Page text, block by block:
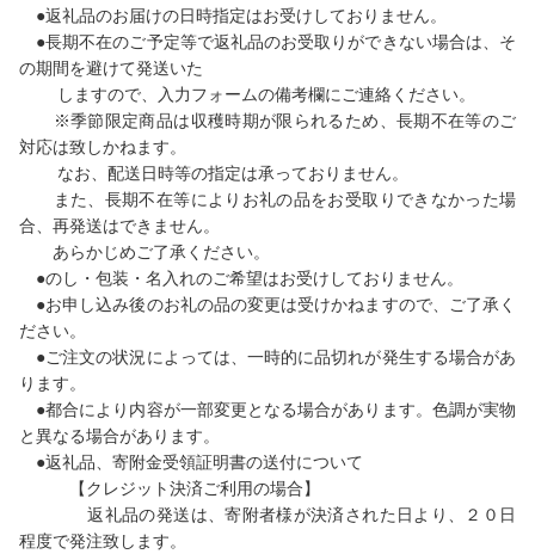
●返礼品のお届けの日時指定はお受けしておりません。
●長期不在のご予定等で返礼品のお受取りができない場合は、そ
の期間を避けて発送いた
しますので、入力フォームの備考欄にご連絡ください。
※季節限定商品は収穫時期が限られるため、長期不在等のご
対応は致しかねます。
なお、配送日時等の指定は承っておりません。
また、長期不在等によりお礼の品をお受取りできなかった場
合、再発送はできません。
あらかじめご了承ください。
●のし・包装・名入れのご希望はお受けしておりません。
●お申し込み後のお礼の品の変更は受けかねますので、ご了承く
ださい。
●ご注文の状況によっては、一時的に品切れが発生する場合があ
ります。
●都合により内容が一部変更となる場合があります。色調が実物
と異なる場合があります。
●返礼品、寄附金受領証明書の送付について
【クレジット決済ご利用の場合】
返礼品の発送は、寄附者様が決済された日より、２０日
程度で発注致します。